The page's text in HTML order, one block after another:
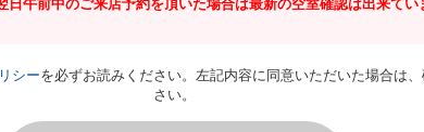
日午前中のご来店予約を頂いた場合は最新の空室確認は出来てい
シーを必ずお読みください。左記内容に同意いただいた場合は
さい。